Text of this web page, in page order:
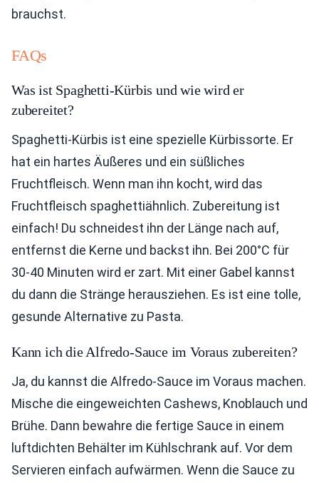
brauchst.
FAQs
Was ist Spaghetti-Kürbis und wie wird er
zubereitet?
Spaghetti-Kürbis ist eine spezielle Kürbissorte. Er
hat ein hartes Äußeres und ein süßliches
Fruchtfleisch. Wenn man ihn kocht, wird das
Fruchtfleisch spaghettiähnlich. Zubereitung ist
einfach! Du schneidest ihn der Länge nach auf,
entfernst die Kerne und backst ihn. Bei 200°C für
30-40 Minuten wird er zart. Mit einer Gabel kannst
du dann die Stränge herausziehen. Es ist eine tolle,
gesunde Alternative zu Pasta.
Kann ich die Alfredo-Sauce im Voraus zubereiten?
Ja, du kannst die Alfredo-Sauce im Voraus machen.
Mische die eingeweichten Cashews, Knoblauch und
Brühe. Dann bewahre die fertige Sauce in einem
luftdichten Behälter im Kühlschrank auf. Vor dem
Servieren einfach aufwärmen. Wenn die Sauce zu